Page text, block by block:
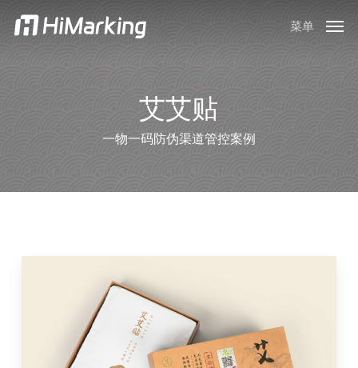
菜单
艾艾贴
一物一码防伪渠道管控案例